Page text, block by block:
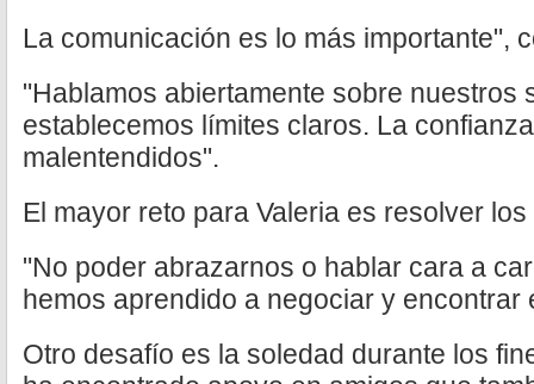
La comunicación es lo más importante",
"Hablamos abiertamente sobre nuestros
establecemos límites claros. La
malentendidos".
El mayor reto para Valeria es resolver
"No poder abrazarnos o hablar cara a
hemos aprendido a negociar y encontrar
Otro desafío es la soledad durante los